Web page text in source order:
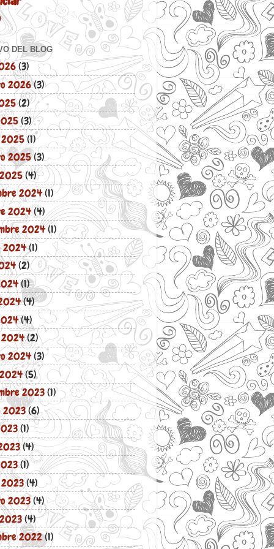
DEL BLOG
(3)
2026(3)
(2)
(3)
2025(1)
2025(3)
(4)
2024(1)
2024(4)
2024(1)
2024(1)
(2)
(1)
(4)
(4)
2024(2)
2024(3)
(5)
2023(1)
2023(6)
(1)
(4)
(1)
(4)
2023(4)
(4)
2022(1)